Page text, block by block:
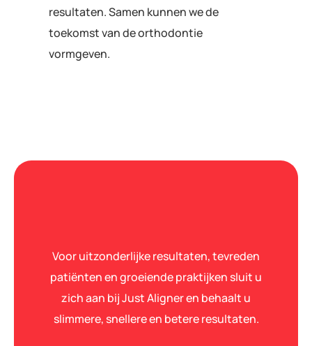
resultaten. Samen kunnen we de
toekomst van de orthodontie
vormgeven.
Voor uitzonderlijke resultaten, tevreden
patiënten en groeiende praktijken sluit u
zich aan bij Just Aligner en behaalt u
slimmere, snellere en betere resultaten.